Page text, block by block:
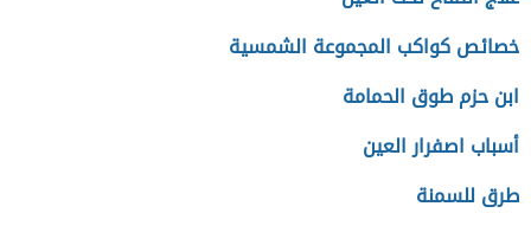
خصائص كواكب المجموعة الشمسية
ابن حزم طوق الحمامة
أسباب اصفرار العين
طرق للسمنة